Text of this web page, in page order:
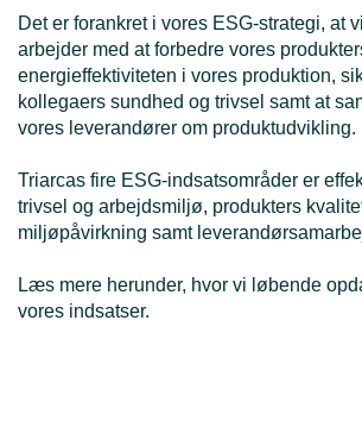
Det er forankret i vores ESG-strategi, at
arbejder med at forbedre vores
energieffektiviteten i vores produktion,
kollegaers sundhed og trivsel samt at
vores leverandører om produktudvikling.
Triarcas fire ESG-indsatsområder er
trivsel og arbejdsmiljø, produkters
miljøpåvirkning samt
Læs mere herunder, hvor vi løbende
vores indsatser.